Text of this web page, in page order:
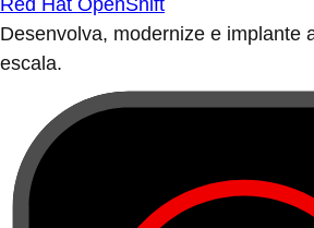
Red Hat OpenShift
Desenvolva, modernize e implante
escala.